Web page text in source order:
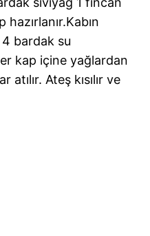
hazırlanır.Kabın
4 bardak su
kap içine yağlardan
Ateş kısılır ve